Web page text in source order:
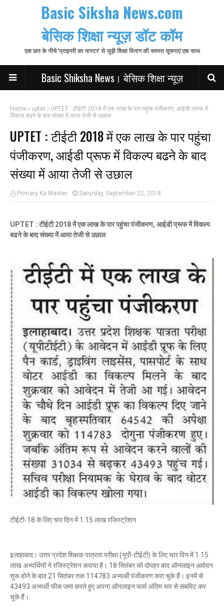
Basic Siksha News.com
बेसिक शिक्षा न्यूज़ डॉट कॉम
एक छत के नीचे 'प्राइमरी का मास्टर' से जुड़ी शिक्षा विभाग की समस्त सूचनाएं एक साथ
Basic Shiksha News। बेसिक शिक्षा न्यूज़
Home uptet
UPTET : टीईटी 2018 में एक लाख के पार पहुंचा पंजीकरण, आईडी प्रूफ में
विकल्प बढने के बाद संख्या में आया तेजी से उछाल
UPTET : टीईटी 2018 में एक लाख के पार पहुंचा
पंजीकरण, आईडी प्रूफ में विकल्प बढने के बाद
संख्या में आया तेजी से उछाल
Primary Ka Master Saturday, September 22, 2018
UPTET : टीईटी 2018 में एक लाख के पार पहुंचा पंजीकरण, आईडी प्रूफ में विकल्प
बढने के बाद संख्या में आया तेजी से उछाल
टीईटी-18 के लिए चार दिन में 1.15 लाख रजिस्ट्रेशन
इलाहाबाद। उत्तर प्रदेश शिक्षक पात्रता परीक्षा (यूपी-टीईटी) के लिए चार दिन में 1.15
लाख अभ्यर्थियों ने रजिस्ट्रेशन कराया है। 18 सितंबर को दोपहर बाद ऑनलाइन आवेदन
शुरू होने के बाद 21 सितंबर तक 114783 अभ्यर्थी पंजीकरण करा चुके हैं। इनमें से
43493 अभ्यर्थी फीस जमा करते हुए अपना ऑनलाइन फार्म अंतिम रूप से सबमिट कर
चुके हैं।.